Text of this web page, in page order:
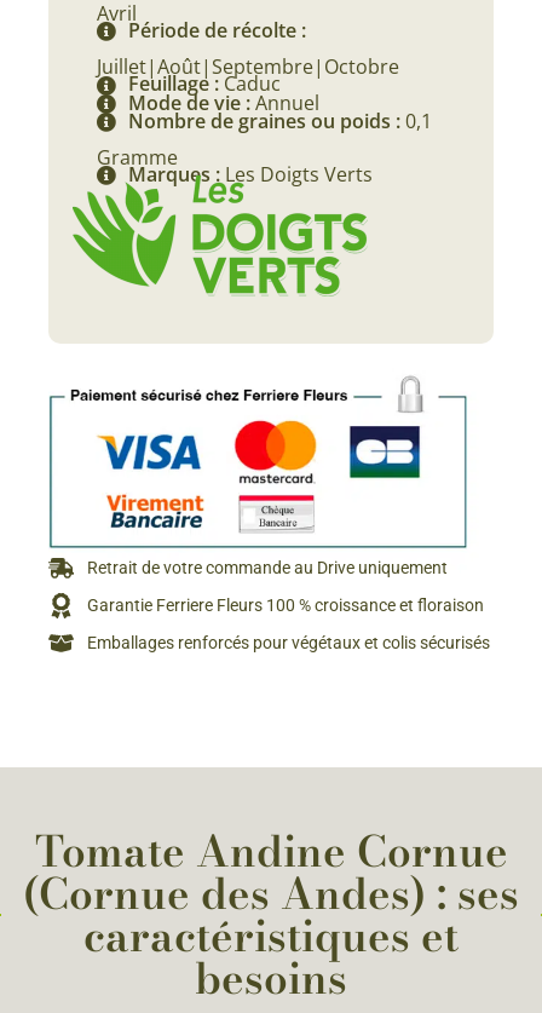
Avril
Période de récolte :
Juillet|Août|Septembre|Octobre
Feuillage : Caduc
Mode de vie :Annuel
Nombre de graines ou poids :0,1
Gramme
Marques : Les Doigts Verts
Retrait de votre commande au Drive uniquement
Garantie Ferriere Fleurs 100 % croissance et floraison
Emballages renforcés pour végétaux et colis sécurisés
Tomate Andine Cornue
(Cornue des Andes) : ses
caractéristiques et
besoins